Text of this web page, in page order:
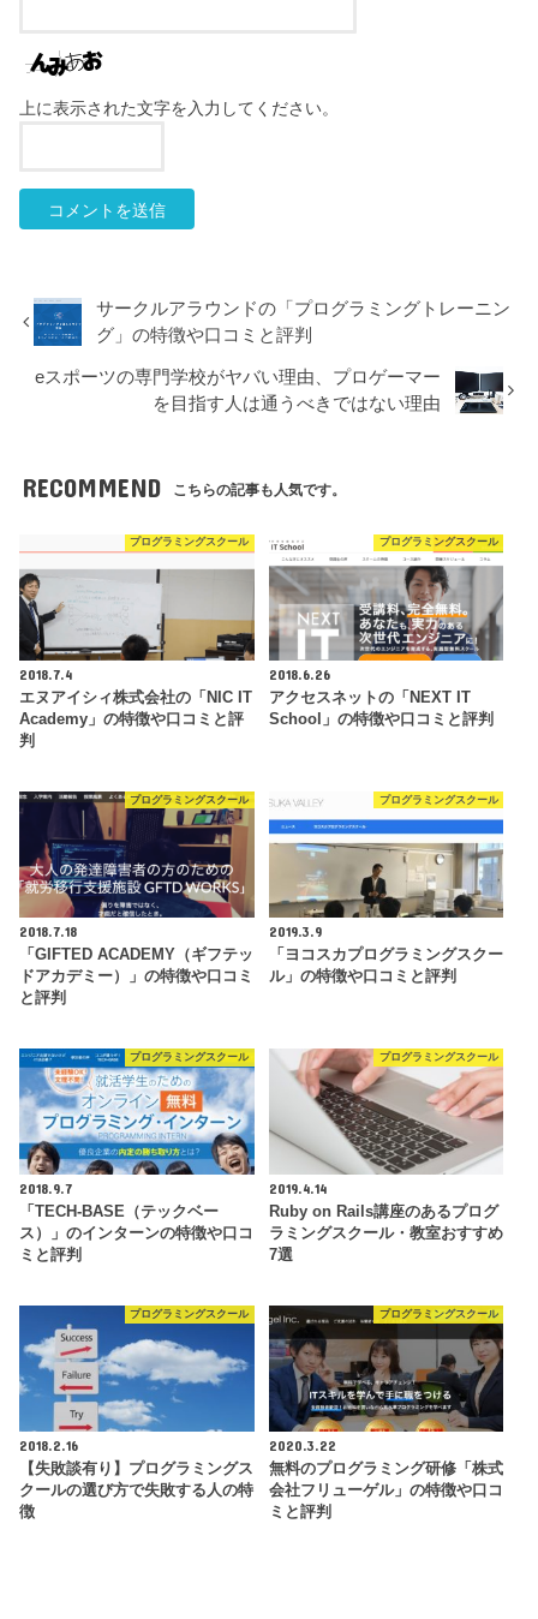
上に表示された文字を入力してください。
サークルアラウンドの「プログラミングトレーニン
グ」の特徴や口コミと評判
eスポーツの専門学校がヤバい理由、プロゲーマー
を目指す人は通うべきではない理由
RECOMMEND こちらの記事も人気です。
プログラミングスクール
2018.7.4
エヌアイシィ株式会社の「NIC IT
Academy」の特徴や口コミと評
判
プログラミングスクール
2018.6.26
アクセスネットの「NEXT IT
School」の特徴や口コミと評判
プログラミングスクール
2018.7.18
「GIFTED ACADEMY（ギフテッ
ドアカデミー）」の特徴や口コミ
と評判
プログラミングスクール
2019.3.9
「ヨコスカプログラミングスクー
ル」の特徴や口コミと評判
プログラミングスクール
2018.9.7
「TECH-BASE（テックベー
ス）」のインターンの特徴や口コ
ミと評判
プログラミングスクール
2019.4.14
Ruby on Rails講座のあるプログ
ラミングスクール・教室おすすめ
7選
プログラミングスクール
2018.2.16
【失敗談有り】プログラミングス
クールの選び方で失敗する人の特
徴
プログラミングスクール
2020.3.22
無料のプログラミング研修「株式
会社フリューゲル」の特徴や口コ
ミと評判